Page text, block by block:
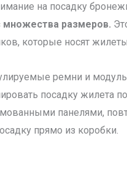
на посадку
размеров.
которые носят
ремни и
посадку жилета
панелями,
прямо из коробки.